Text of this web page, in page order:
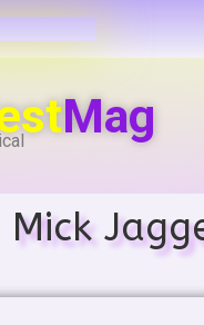
Mag
Mick